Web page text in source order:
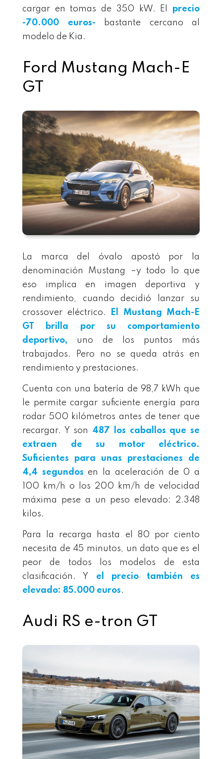
cargar en tomas de 350 kW. El precio
-70.000 euros- bastante cercano al
modelo de Kia.
Ford Mustang Mach-E
GT
La marca del óvalo apostó por la
denominación Mustang –y todo lo que
eso implica en imagen deportiva y
rendimiento, cuando decidió lanzar su
crossover eléctrico. El Mustang Mach-E
GT brilla por su comportamiento
deportivo, uno de los puntos más
trabajados. Pero no se queda atrás en
rendimiento y prestaciones.
Cuenta con una batería de 98,7 kWh que
le permite cargar suficiente energía para
rodar 500 kilómetros antes de tener que
recargar. Y son 487 los caballos que se
extraen de su motor eléctrico.
Suficientes para unas prestaciones de
4,4 segundos en la aceleración de 0 a
100 km/h o los 200 km/h de velocidad
máxima pese a un peso elevado: 2.348
kilos.
Para la recarga hasta el 80 por ciento
necesita de 45 minutos, un dato que es el
peor de todos los modelos de esta
clasificación. Y el precio también es
elevado: 85.000 euros.
Audi RS e-tron GT